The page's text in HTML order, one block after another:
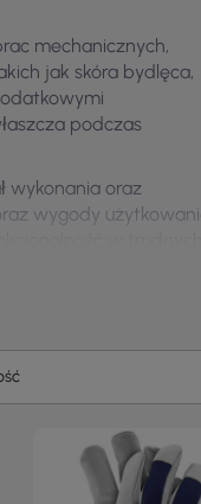
mechanicznych,
jak skóra bydlęca,
podczas
wykonania oraz
wygody